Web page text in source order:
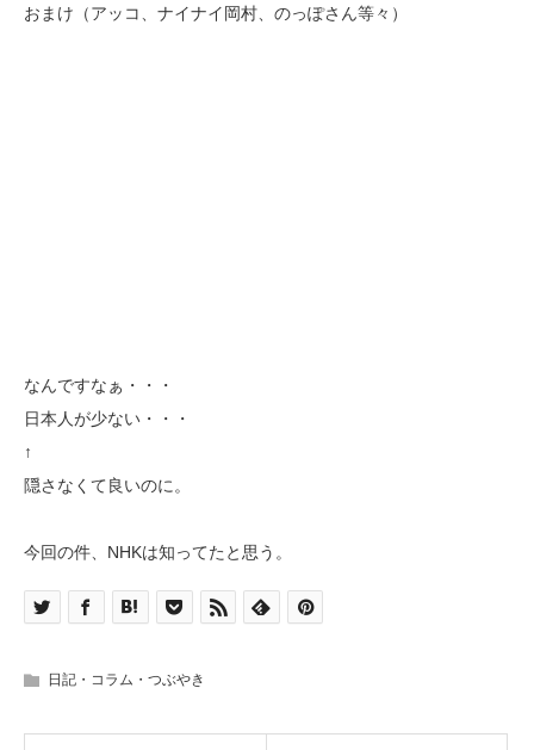
おまけ（アッコ、ナイナイ岡村、のっぽさん等々）
なんですなぁ・・・
日本人が少ない・・・
↑
隠さなくて良いのに。
今回の件、NHKは知ってたと思う。
日記・コラム・つぶやき